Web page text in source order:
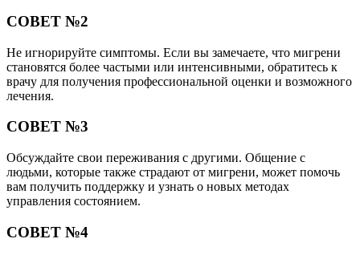
СОВЕТ №2
Не игнорируйте симптомы. Если вы замечаете, что мигрени
становятся более частыми или интенсивными, обратитесь к
врачу для получения профессиональной оценки и возможного
лечения.
СОВЕТ №3
Обсуждайте свои переживания с другими. Общение с
людьми, которые также страдают от мигрени, может помочь
вам получить поддержку и узнать о новых методах
управления состоянием.
СОВЕТ №4